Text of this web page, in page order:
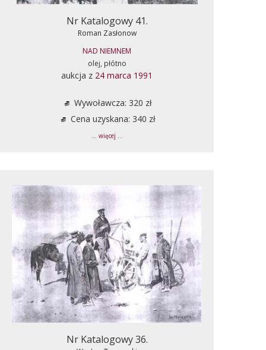
Nr Katalogowy 41.
Roman Zasłonow
NAD NIEMNEM
olej, płótno
aukcja z 24 marca 1991
Wywoławcza: 320 zł
Cena uzyskana: 340 zł
... więcej ...
Nr Katalogowy 36.